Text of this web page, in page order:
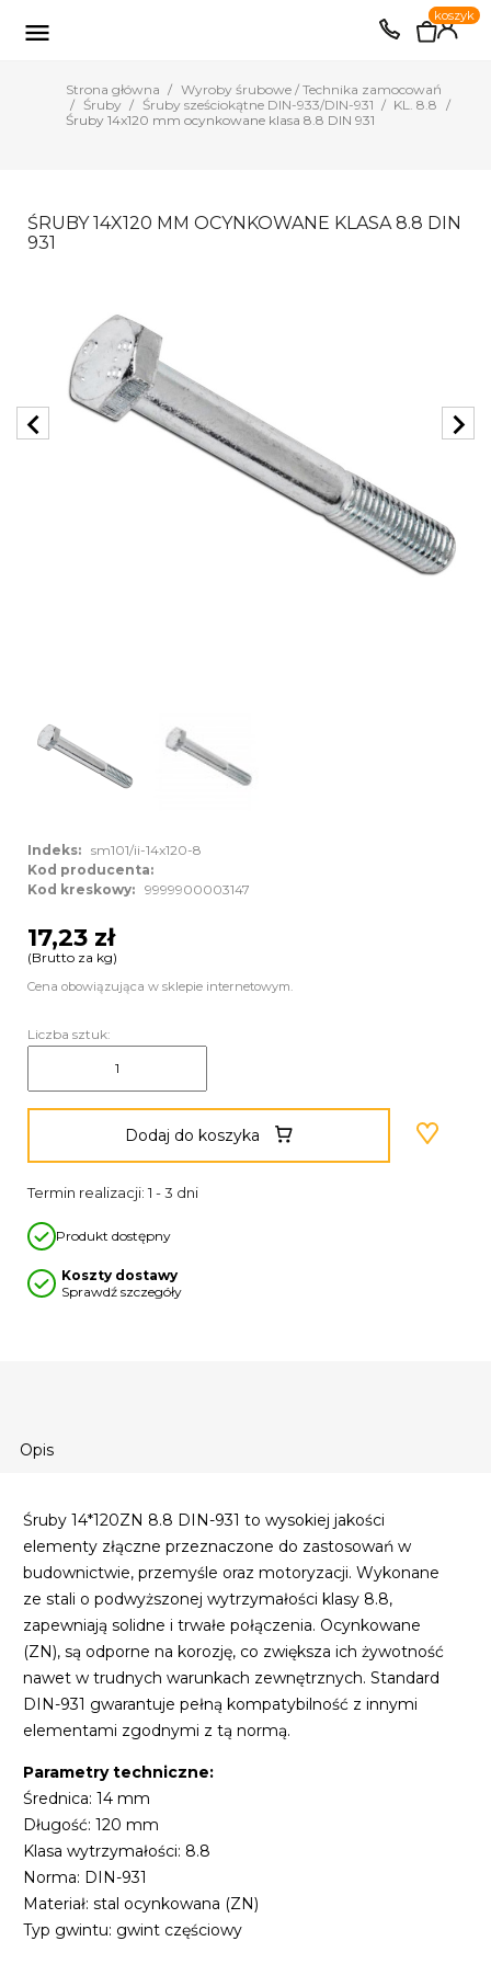
EUR PLN

0
koszyk
Strona główna
Wyroby śrubowe / Technika zamocowań
Śruby
Śruby sześciokątne DIN-933/DIN-931
KL. 8.8
Śruby 14x120 mm ocynkowane klasa 8.8 DIN 931
Opis
Śruby 14*120ZN 8.8 DIN-931 to wysokiej jakości
elementy złączne przeznaczone do zastosowań w
budownictwie, przemyśle oraz motoryzacji. Wykonane
ze stali o podwyższonej wytrzymałości klasy 8.8,
zapewniają solidne i trwałe połączenia. Ocynkowane
(ZN), są odporne na korozję, co zwiększa ich żywotność
nawet w trudnych warunkach zewnętrznych. Standard
DIN-931 gwarantuje pełną kompatybilność z innymi
elementami zgodnymi z tą normą.
Parametry techniczne:
Średnica: 14 mm
Długość: 120 mm
Klasa wytrzymałości: 8.8
Norma: DIN-931
Materiał: stal ocynkowana (ZN)
Typ gwintu: gwint częściowy
ŚRUBY 14X120 MM OCYNKOWANE KLASA 8.8 DIN
931
chevron_left chevron_right
Indeks: sm101/ii-14x120-8
Kod producenta:
Kod kreskowy: 9999900003147
17,23 zł
(Brutto za kg)
Cena obowiązująca w sklepie internetowym.
Liczba sztuk:
Dodaj do koszyka
Termin realizacji: 1 - 3 dni
Produkt dostępny
Koszty dostawy
Sprawdź szczegóły